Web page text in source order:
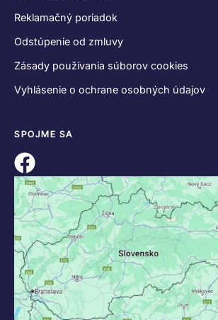
Reklamačný poriadok
Odstúpenie od zmluvy
Zásady používania súborov cookies
Vyhlásenie o ochrane osobných údajov
SPOJME SA